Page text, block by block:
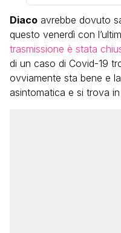
Diaco avrebbe dovuto
questo venerdì con
trasmissione è stata
di un caso di Covid-19
ovviamente sta bene e
asintomatica e si trova